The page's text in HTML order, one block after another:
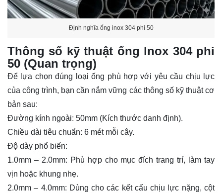
Định nghĩa ống inox 304 phi 50
Thông số kỹ thuật ống lnox 304 phi
50 (Quan trọng)
Để lựa chọn đúng loại ống phù hợp với yêu cầu chịu lực
của công trình, bạn cần nắm vững các thông số kỹ thuật cơ
bản sau:
Đường kính ngoài: 50mm (Kích thước danh định).
Chiều dài tiêu chuẩn: 6 mét mỗi cây.
Độ dày phổ biến:
1.0mm – 2.0mm: Phù hợp cho mục đích trang trí, làm tay
vịn hoặc khung nhẹ.
2.0mm – 4.0mm: Dùng cho các kết cấu chịu lực nặng, cột